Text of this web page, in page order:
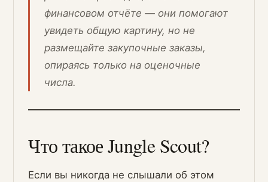
финансовом отчёте — они помогают
увидеть общую картину, но не
размещайте закупочные заказы,
опираясь только на оценочные
числа.
Что такое Jungle Scout?
Если вы никогда не слышали об этом